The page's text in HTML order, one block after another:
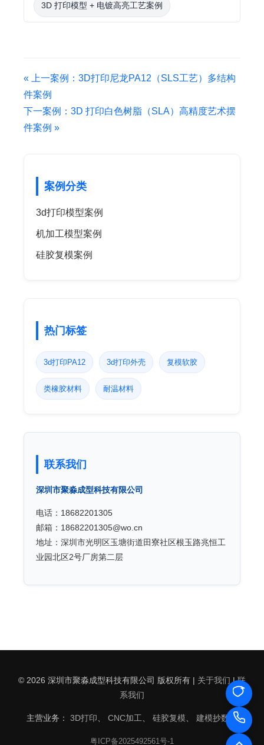
3D 打印模型 + 电镀高亮工艺案例
« 上一案例：3D打印尼龙PA12（SLS工艺）多结构
件案例
下一案例：3D 打印白色树脂（SLA）高精度艺术摆
件案例 »
案例分类
3d打印模型案例
机加工模型案例
硅胶复模案例
热门标签
3d打印PA12 3d打印外壳 复模软胶
类橡胶材料 耐温材料
联系我们
深圳市聚淼成型科技有限公司
电话：18682201305
邮箱：18682201305@wo.cn
地址：深圳市光明区玉塘街道田寮社区根玉路兆恒工
业园北区2号厂房第二层
© 2026 深圳市聚淼成型科技有限公司 版权所有 | 关于我们|联
系我们
主营业务： 3D打印 CNC加工 硅胶复模 建模抄数 、
粤ICP备2025492561号-1